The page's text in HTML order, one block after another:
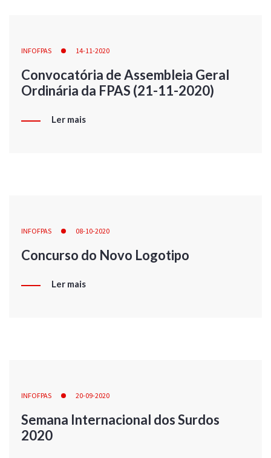
INFOFPAS 14-11-2020
Convocatória de Assembleia Geral
Ordinária da FPAS (21-11-2020)
Ler mais
INFOFPAS 08-10-2020
Concurso do Novo Logotipo
Ler mais
INFOFPAS 20-09-2020
Semana Internacional dos Surdos
2020